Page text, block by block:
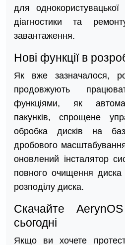
для
діагностики та
завантаження.
Нові функції в
Як вже зазначалося,
продовжують
функціями, як
пакунків, спрощене
обробка дисків на
дробового
оновлений інсталятор
повного очищення диска
розподілу диска.
Скачайте
сьогодні
Якщо ви хочете